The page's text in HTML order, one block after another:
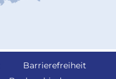
Barrierefreiheit